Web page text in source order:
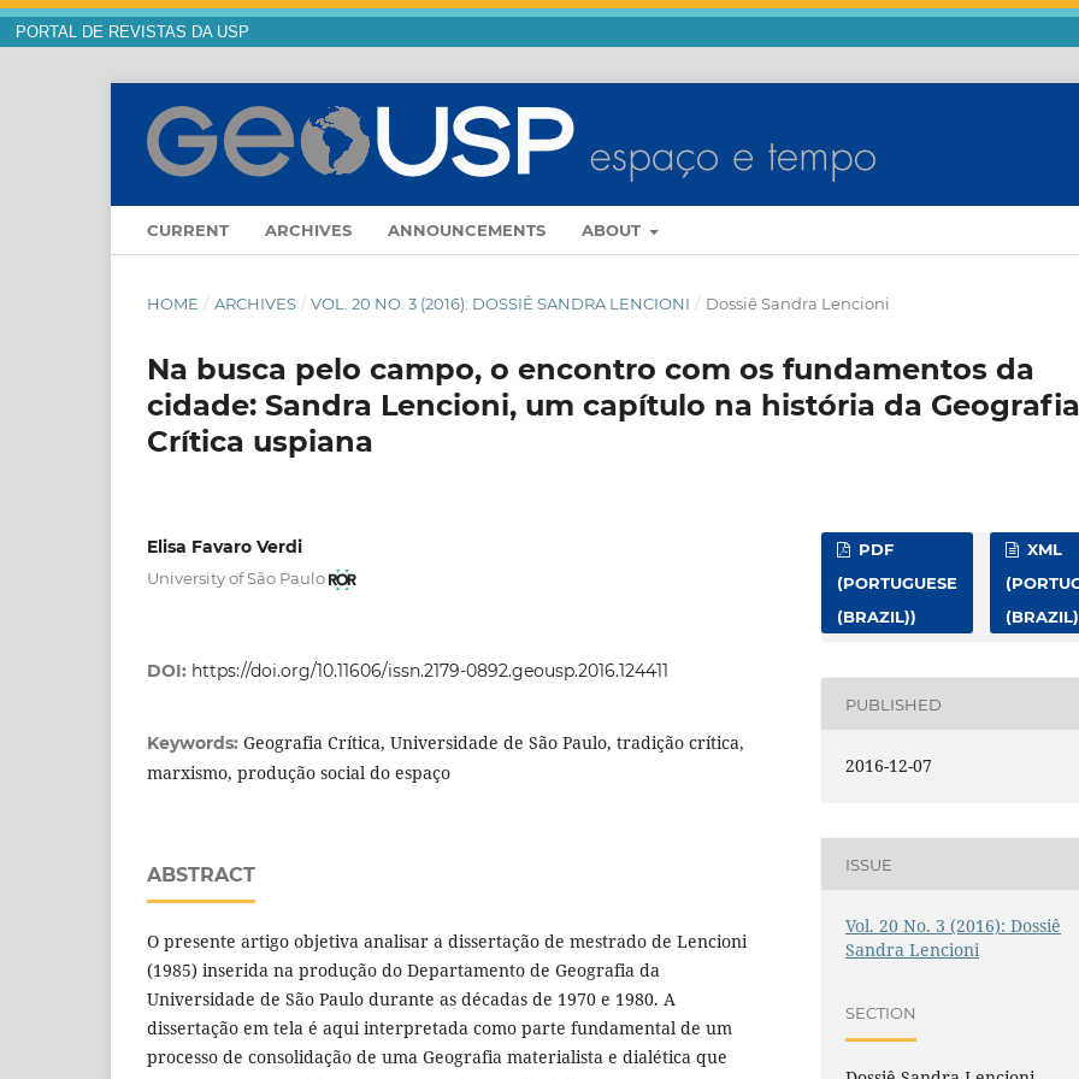
PORTAL DE REVISTAS DA USP
CURRENT ARCHIVES ANNOUNCEMENTS ABOUT
HOME / ARCHIVES / VOL. 20 NO. 3 (2016): DOSSIÊ SANDRA LENCIONI / Dossiê Sandra Lencioni
Na busca pelo campo, o encontro com os fundamentos da
cidade: Sandra Lencioni, um capítulo na história da Geografia
Crítica uspiana
Elisa Favaro Verdi
University of São Paulo
DOI: https://doi.org/10.11606/issn.2179-0892.geousp.2016.124411
Keywords: Geografia Crítica, Universidade de São Paulo, tradição crítica,
marxismo, produção social do espaço
ABSTRACT
O presente artigo objetiva analisar a dissertação de mestrado de Lencioni
(1985) inserida na produção do Departamento de Geografia da
Universidade de São Paulo durante as décadas de 1970 e 1980. A
dissertação em tela é aqui interpretada como parte fundamental de um
processo de consolidação de uma Geografia materialista e dialética que
PDF
(PORTUGUESE
(BRAZIL))
XML
PUBLISHED
2016-12-07
ISSUE
Vol. 20 No. 3 (2016): Dossiê
Sandra Lencioni
SECTION